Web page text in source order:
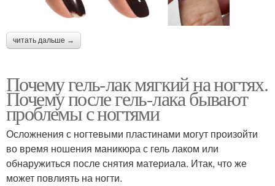
читать дальше →
Почему гель-лак мягкий на ногтях.
Почему после гель-лака бывают
проблемы с ногтями
Осложнения с ногтевыми пластинами могут произойти
во время ношения маникюра с гель лаком или
обнаружиться после снятия материала. Итак, что же
может повлиять на ногти.